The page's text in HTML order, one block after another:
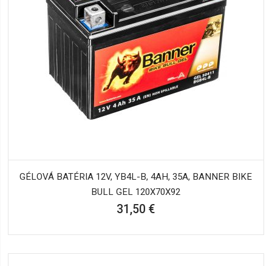
GÉLOVÁ BATÉRIA 12V, YB4L-B, 4AH, 35A, BANNER BIKE
BULL GEL 120X70X92
31,50 €